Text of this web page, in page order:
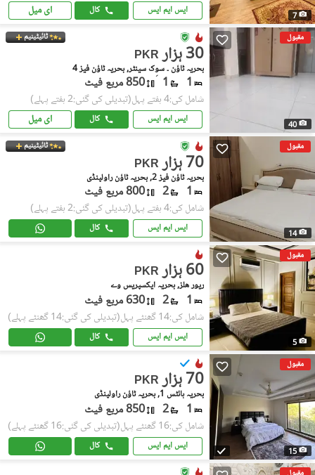
7 ایس ایم ایس کال ای میل
مقبول
40
ٹائیٹینیم
PKR 30 ہزار
بحریہ ٹاؤن ۔ سوِک سینٹر, بحریہ ٹاؤن فیز 4
1
1 850 مربع فیٹ
شامل کی:4 ہفتے پہل (تبدیلی کی گئی:2 ہفتے پہلے)
ایس ایم ایس کال ای میل
مقبول
14
ٹائیٹینیم
PKR 70 ہزار
بحریہ ٹاؤن فیز 2, بحریہ ٹاؤن راولپنڈی
1
2 800 مربع فیٹ
شامل کی:4 ہفتے پہل (تبدیلی کی گئی:2 ہفتے پہلے)
ایس ایم ایس کال
مقبول
5
PKR 60 ہزار
ریور هلز, بحریہ ایکسپریس وے
1
2 630 مربع فیٹ
شامل کی:14 گھنٹے پہل (تبدیلی کی گئی:14 گھنٹے پہلے)
ایس ایم ایس کال
مقبول
15
PKR 70 ہزار
بحریہ ہائٹس 1, بحریہ ٹاؤن راولپنڈی
1
2 850 مربع فیٹ
شامل کی:16 گھنٹے پہل (تبدیلی کی گئی:16 گھنٹے پہلے)
ایس ایم ایس کال